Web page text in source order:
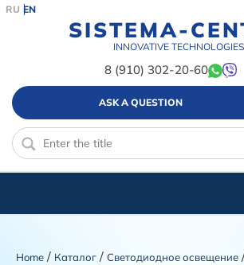
SISTEMA-
INNOVATIVE TECHNOLOGIES
8 (910) 302-20-60
RU EN
ASK A QUESTION
Home / Каталог / Светодиодное освещение